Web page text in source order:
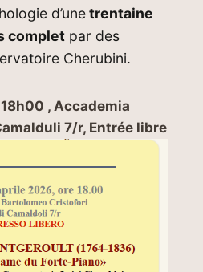
d’unetrentaine
complet par des
Cherubini.
, Accademia
7/r, Entrée libre